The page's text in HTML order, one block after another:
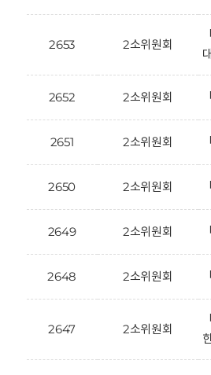
2653 2소위원회
2652 2소위원회
2651 2소위원회
2650 2소위원회
2649 2소위원회
2648 2소위원회
2647 2소위원회